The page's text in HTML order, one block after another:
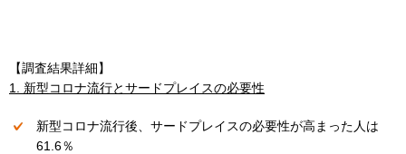
【調査結果詳細】
1. 新型コロナ流行とサードプレイスの必要性
新型コロナ流行後、サードプレイスの必要性が高まった人は
61.6％